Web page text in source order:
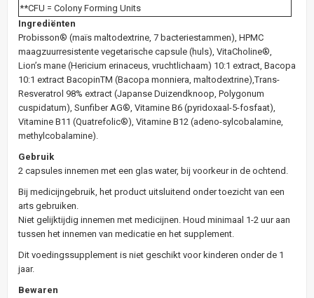
**CFU = Colony Forming Units
Ingrediënten
Probisson® (maïs maltodextrine, 7 bacteriestammen), HPMC
maagzuurresistente vegetarische capsule (huls), VitaCholine®,
Lion’s mane (Hericium erinaceus, vruchtlichaam) 10:1 extract, Bacopa
10:1 extract BacopinTM (Bacopa monniera, maltodextrine),Trans-
Resveratrol 98% extract (Japanse Duizendknoop, Polygonum
cuspidatum), Sunfiber AG®, Vitamine B6 (pyridoxaal-5-fosfaat),
Vitamine B11 (Quatrefolic®), Vitamine B12 (adeno-sylcobalamine,
methylcobalamine).
Gebruik
2 capsules innemen met een glas water, bij voorkeur in de ochtend.
Bij medicijngebruik, het product uitsluitend onder toezicht van een
arts gebruiken.
Niet gelijktijdig innemen met medicijnen. Houd minimaal 1-2 uur aan
tussen het innemen van medicatie en het supplement.
Dit voedingssupplement is niet geschikt voor kinderen onder de 1
jaar.
Bewaren